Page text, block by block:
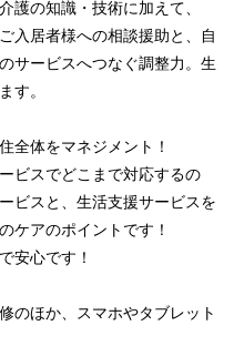
護の知識・技術に加えて、
入居者様への相談援助と、自
サービスへつなぐ調整力。生
す。
全体をマネジメント！
ビスでどこまで対応するの
ビスと、生活支援サービスを
ケアのポイントです！
安心です！
のほか、スマホやタブレット